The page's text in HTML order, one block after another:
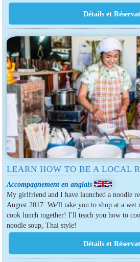
LEARN HOW TO BE A LOCAL
Accompagnement en anglais
My girlfriend and I have launched a noodle
August 2017. We'll take you to shop at a
cook lunch together! I'll teach you how to
noodle soup, Thai style!